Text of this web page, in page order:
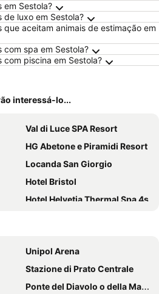
em Sestola?
de luxo em Sestola?
que aceitam animais de estimação em
com spa em Sestola?
com piscina em Sestola?
interessá-lo...
Val di Luce SPA Resort
HG Abetone e Piramidi Resort
Locanda San Giorgio
Hotel Bristol
Hotel Helvetia Thermal Spa 4s
Unipol Arena
Stazione di Prato Centrale
Ponte del Diavolo o della Maddalena